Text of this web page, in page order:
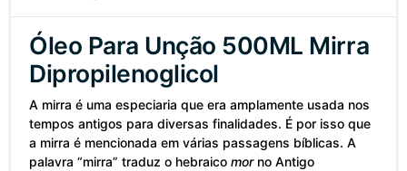
Óleo Para Unção 500ML Mirra
Dipropilenoglicol
A mirra é uma especiaria que era amplamente usada nos
tempos antigos para diversas finalidades. É por isso que
a mirra é mencionada em várias passagens bíblicas. A
palavra “mirra” traduz o hebraico morno Antigo